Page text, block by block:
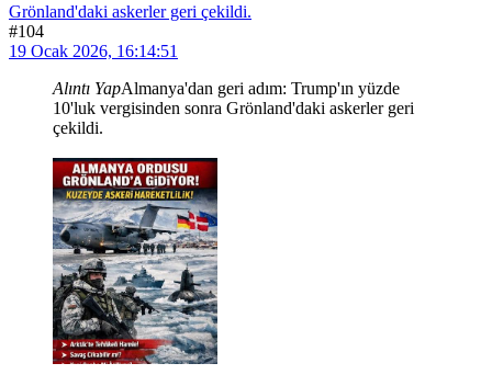
Grönland'daki askerler geri çekildi.
#104
19 Ocak 2026, 16:14:51
Alıntı YapAlmanya'dan geri adım: Trump'ın yüzde
10'luk vergisinden sonra Grönland'daki askerler geri
çekildi.